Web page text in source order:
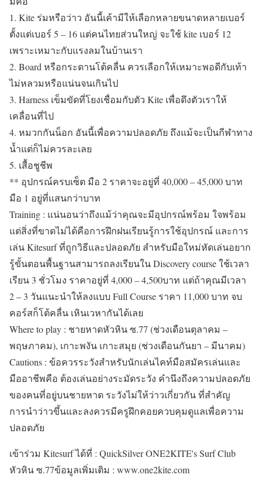
1. Kite ร่มหรือว่าว อันนี้เค้ามีให้เลือกหลายขนาดหลายเบอร์
ตั้งแต่เบอร์ 5 – 16 แต่คนไทยส่วนใหญ่ จะใช้ kite เบอร์ 12
เพราะเหมาะกับแรงลมในบ้านเรา
2. Board หรือกระดานโต้คลื่น ควรเลือกให้เหมาะพอดีกับเท้า
ไม่หลวมหรือแน่นจนเกินไป
3. Harness เข็มขัดที่โยงเชื่อมกับตัว Kite เพื่อดึงตัวเราให้
เคลื่อนที่ไป
4. หมวกกันน็อก อันนี้เพื่อความปลอดภัย ถึงแม้จะเป็นกีฬาทาง
น้ำแต่ก็ไม่ควรละเลย
5. เสื้อชูชีพ
** อุปกรณ์ครบเซ็ต มือ 2 ราคาจะอยู่ที่ 40,000 – 45,000 บาท
มือ 1 อยู่ที่แสนกว่าบาท
Training : แน่นอนว่าถึงแม้ว่าคุณจะมีอุปกรณ์พร้อม ใจพร้อม
แต่สิ่งที่ขาดไม่ได้คือการฝึกฝนเรียนรู้การใช้อุปกรณ์ และการ
เล่น Kitesurf ที่ถูกวิธีและปลอดภัย สำหรับมือใหม่หัดเล่นอยาก
รู้ขั้นตอนพื้นฐานสามารถลงเรียนใน Discovery course ใช้เวลา
เรียน 3 ชั่วโมง ราคาอยู่ที่ 4,000 – 4,500บาท แต่ถ้าคุณมีเวลา
2 – 3 วันแนะนำให้ลงแบบ Full Course ราคา 11,000 บาท จบ
คอร์สก็โต้คลื่น เหินเวหากันได้เลย
Where to play : ชายหาดหัวหิน ซ.77 (ช่วงเดือนตุลาคม –
พฤษภาคม), เกาะพงัน เกาะสมุย (ช่วงเดือนกันยา – มีนาคม)
Cautions : ข้อควรระวังสำหรับนักเล่นไคท์มือสมัครเล่นและ
มืออาชีพคือ ต้องเล่นอย่างระมัดระวัง คำนึงถึงความปลอดภัย
ของคนที่อยู่บนชายหาด ระวังไม่ให้ว่าวเกี่ยวกัน ที่สำคัญ
การนำว่าวขึ้นและลงควรมีครูฝึกคอยควบคุมดูแลเพื่อความ
ปลอดภัย
เข้าร่วม Kitesurf ได้ที่ : QuickSilver ONE2KITE's Surf Club
หัวหิน ซ.77ข้อมูลเพิ่มเติม : www.one2kite.com